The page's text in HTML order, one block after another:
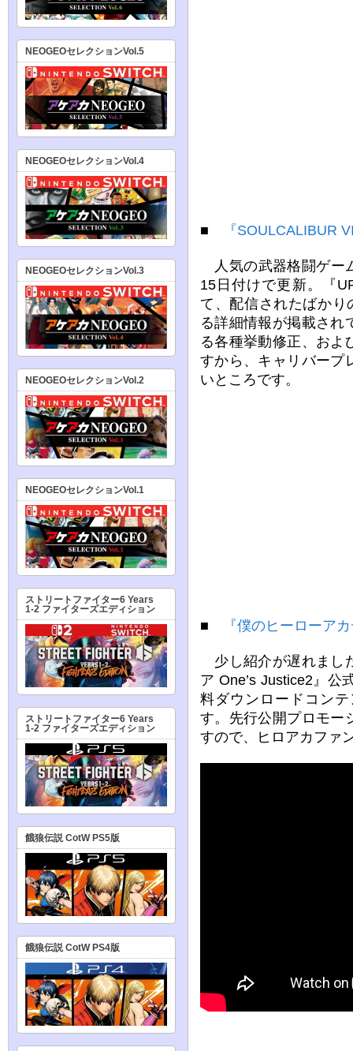
■ 『SOULCALIBUR
人気の武器格闘ゲー
15日付けで更新。『
て、配信されたばかり
る詳細情報が掲載され
る各種挙動修正、およ
すから、キャリバープ
いところです。
■ 『僕のヒーローア
少し紹介が遅れまし
ア One’s Justice2』公
料ダウンロードコン
す。先行公開プロモー
すので、ヒロアカファ
NEOGEOセレクションVol.5
NEOGEOセレクションVol.4
NEOGEOセレクションVol.3
NEOGEOセレクションVol.2
NEOGEOセレクションVol.1
ストリートファイター6 Years
1-2 ファイターズエディション
ストリートファイター6 Years
1-2 ファイターズエディション
餓狼伝説 CotW PS5版
餓狼伝説 CotW PS4版